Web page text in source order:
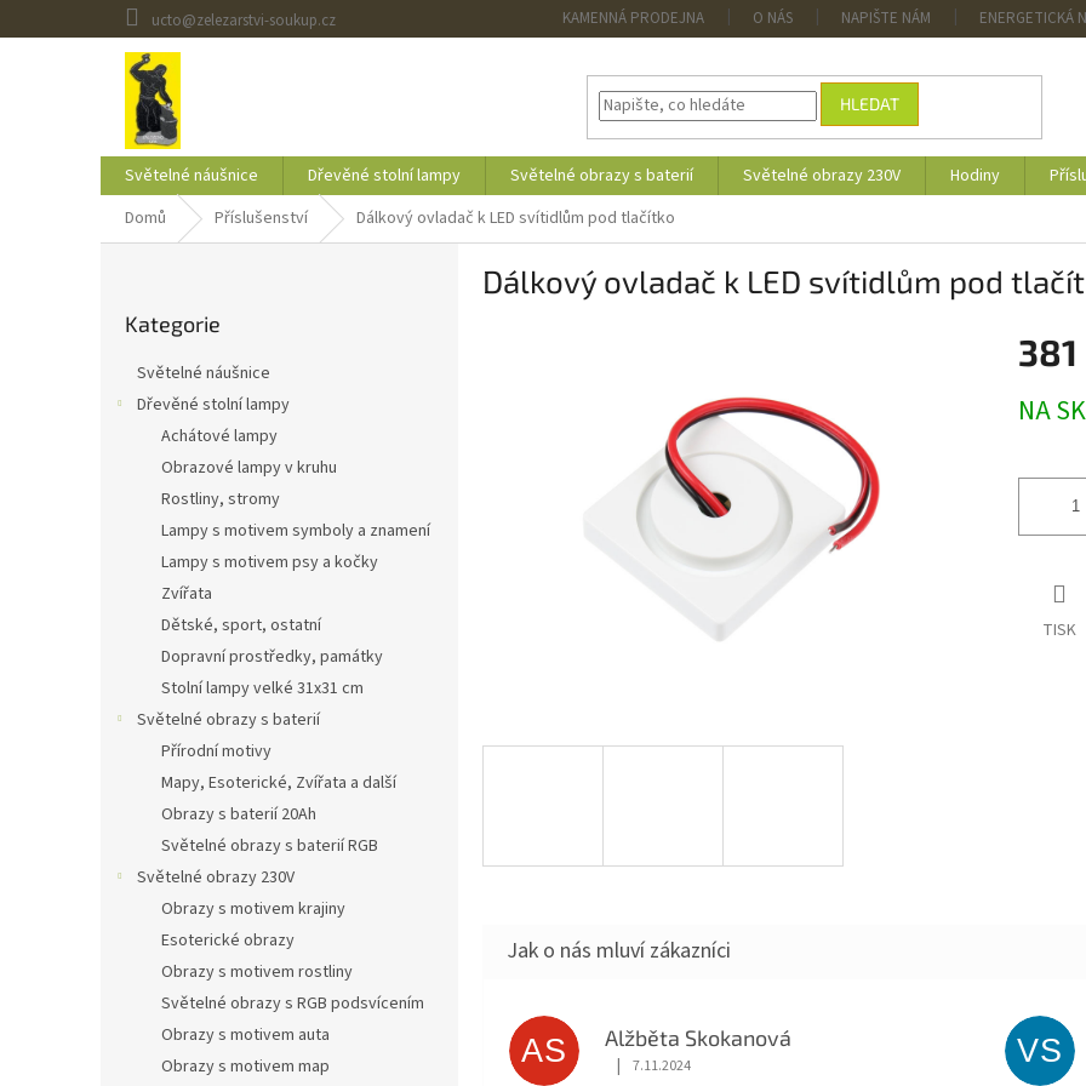
na
ucto@zelezarstvi-soukup.cz KAMENNÁ PRODEJNA O NÁS NAPIŠTE NÁM ENERGETICKÁ
HLEDAT
Světelné náušnice Dřevěné stolní lampy Světelné obrazy s baterií Světelné obrazy 230V Hodiny
Domů
Příslušenství Dálkový ovladač k LED svítidlům pod tlačítko
kategorie
Kategorie
Světelné náušnice
Dřevěné stolní lampy
Achátové lampy
Obrazové lampy v kruhu
Rostliny, stromy
Lampy s motivem symboly a znamení
Lampy s motivem psy a kočky
Zvířata
Dětské, sport, ostatní
Dopravní prostředky, památky
Stolní lampy velké 31x31 cm
Světelné obrazy s baterií
Přírodní motivy
Mapy, Esoterické, Zvířata a další
Obrazy s baterií 20Ah
Světelné obrazy s baterií RGB
Světelné obrazy 230V
Obrazy s motivem krajiny
Esoterické obrazy
Obrazy s motivem rostliny
Světelné obrazy s RGB podsvícením
Obrazy s motivem auta
Obrazy s motivem map
Dálkový ovladač k LED svítidlům pod
381
cena:
NA
TISK
Jak o nás mluví zákazníci
AS Alžběta Skokanová
Hodnocení obchodu je 5 z 5 hvězdiček.
| 7.11.2024 VS